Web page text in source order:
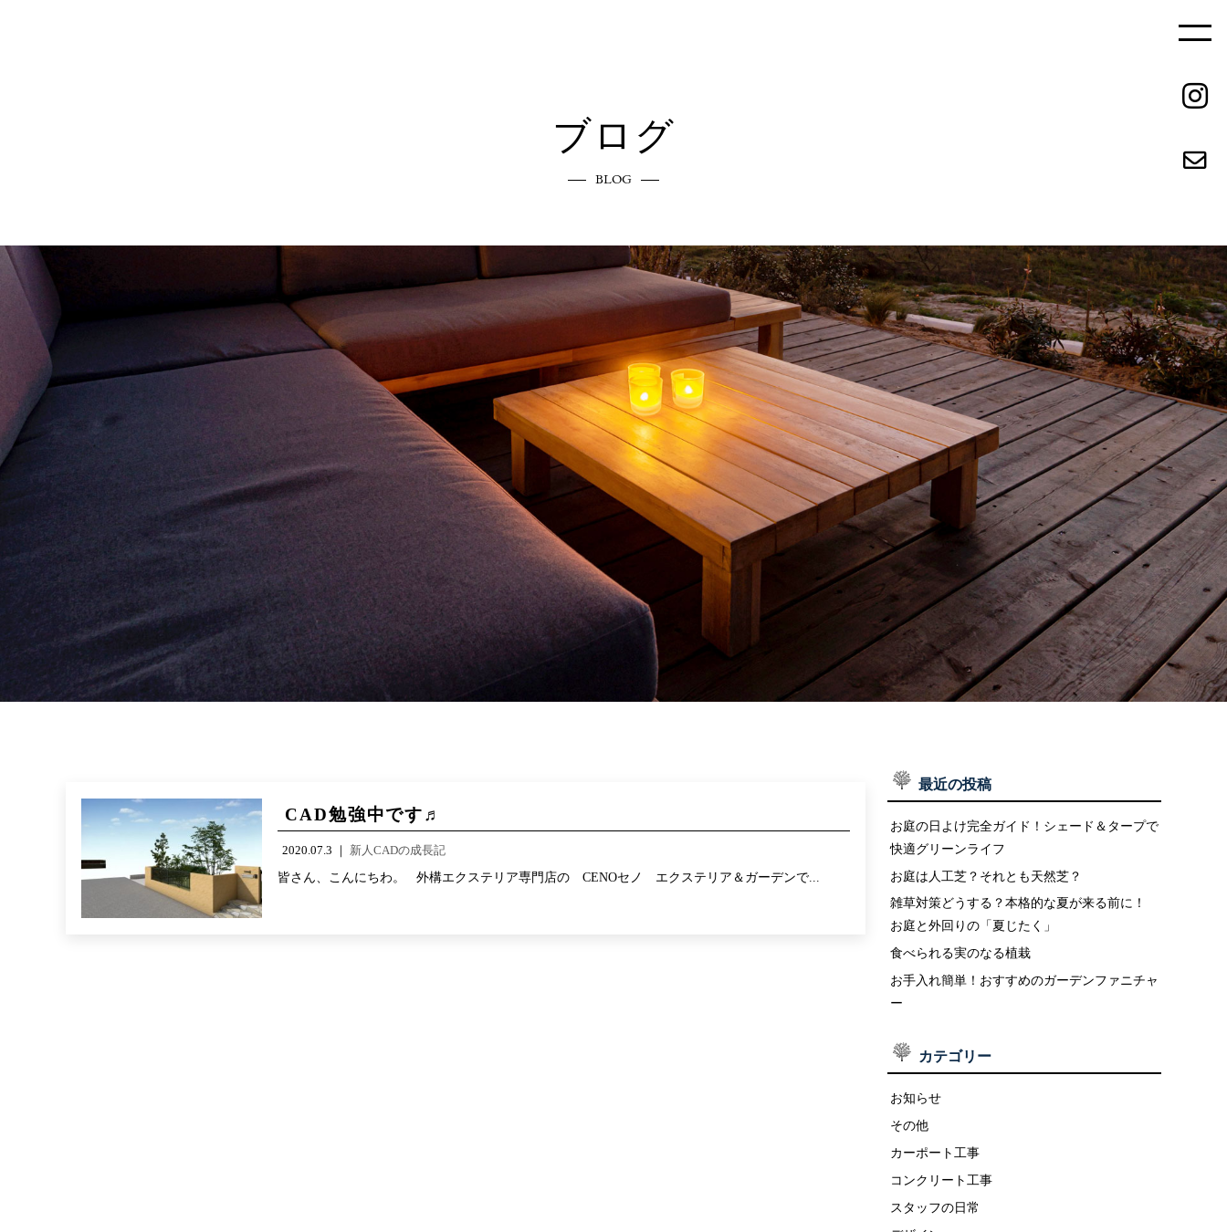
ホーム
HOME
エクステリアへのこだわり
COMMITMENT
ご依頼の流れ
REQUEST FLOW
参考価格
REFERENCE PRICE
キャンペーン
CAMPAIGN
施工実績
WORKS
リクルート
RECRUIT
会社概要
ABOUT
お問い合わせ
CONTACT
ブログ お知らせ インスタグラム
INSTAGRAM
ブログ
BLOG
CAD勉強中です♬
2020.07.3 ｜ 新人CADの成長記
皆さん、こんにちわ。 外構エクステリア専門店の CENOセノ エクステリア＆ガーデンで...
最近の投稿
お庭の日よけ完全ガイド！シェード＆タープで
快適グリーンライフ
お庭は人工芝？それとも天然芝？
雑草対策どうする？本格的な夏が来る前に！
お庭と外回りの「夏じたく」
食べられる実のなる植栽
お手入れ簡単！おすすめのガーデンファニチャ
ー
カテゴリー
お知らせ
その他
カーポート工事
コンクリート工事
スタッフの日常